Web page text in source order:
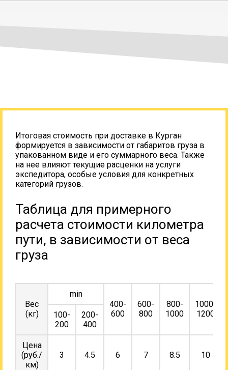
Итоговая стоимость при доставке в Курган
формируется в зависимости от габаритов груза в
упакованном виде и его суммарного веса. Также
на нее влияют текущие расценки на услуги
экспедитора, особые условия для конкретных
категорий грузов.
Таблица для примерного
расчета стоимости километра
пути, в зависимости от веса
груза
Вес
(кг)
min
400-
600
600-
800
800-
1000
1000-
1200
100-
200
200-
400
Цена
(руб./
км)
3 4.5 6 7 8.5 10